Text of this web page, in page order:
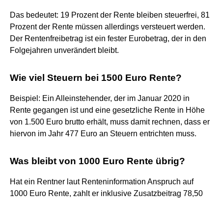
Das bedeutet: 19 Prozent der Rente bleiben steuerfrei, 81
Prozent der Rente müssen allerdings versteuert werden.
Der Rentenfreibetrag ist ein fester Eurobetrag, der in den
Folgejahren unverändert bleibt.
Wie viel Steuern bei 1500 Euro Rente?
Beispiel: Ein Alleinstehender, der im Januar 2020 in
Rente gegangen ist und eine gesetzliche Rente in Höhe
von 1.500 Euro brutto erhält, muss damit rechnen, dass er
hiervon im Jahr 477 Euro an Steuern entrichten muss.
Was bleibt von 1000 Euro Rente übrig?
Hat ein Rentner laut Renteninformation Anspruch auf
1000 Euro Rente, zahlt er inklusive Zusatzbeitrag 78,50